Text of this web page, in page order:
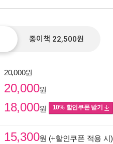
종이책 22,500원
20,000원
20,000원
18,000원 10% 할인쿠폰 받기
15,300원 (+할인쿠폰 적용 시)